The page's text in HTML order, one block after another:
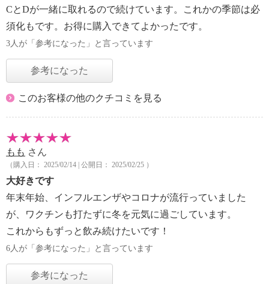
CとDが一緒に取れるので続けています。これかの季節は必
須化もです。お得に購入できてよかったです。
3人が「参考になった」と言っています
参考になった
このお客様の他のクチコミを見る
もも さん
（購入日： 2025/02/14 | 公開日： 2025/02/25 ）
大好きです
年末年始、インフルエンザやコロナが流行っていました
が、ワクチンも打たずに冬を元気に過ごしています。
これからもずっと飲み続けたいです！
6人が「参考になった」と言っています
参考になった